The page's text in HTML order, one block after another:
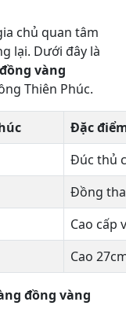
chủ quan tâm
lại. Dưới đây là
vàng
Thiên Phúc.
Đặc
Đúc thủ
Đồng
Cao cấp
Cao
đồng vàng